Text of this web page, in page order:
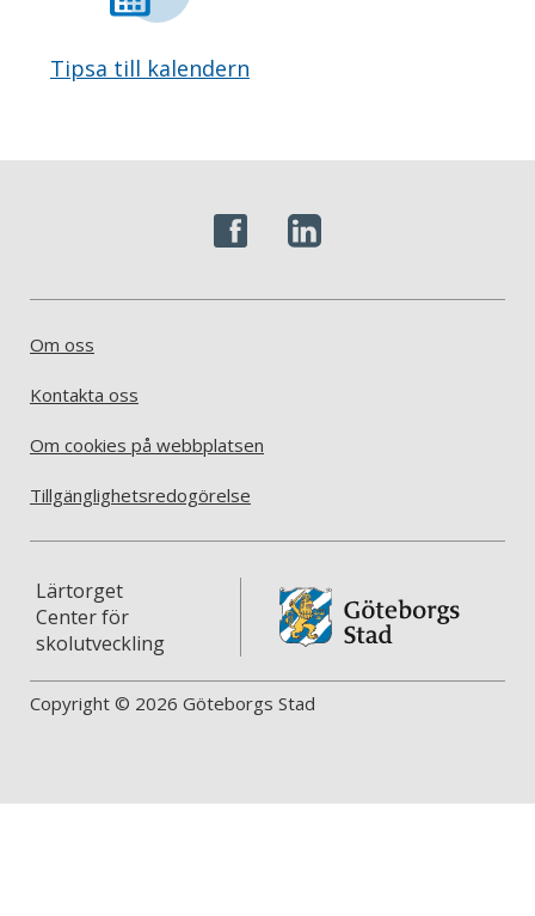
Tipsa till kalendern
Om oss
Kontakta oss
Om cookies på webbplatsen
Tillgänglighetsredogörelse
Lärtorget
Center för
skolutveckling
Copyright © 2026 Göteborgs Stad